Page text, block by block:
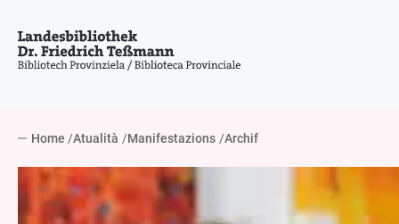
Home Atualità Manifestazions Archif